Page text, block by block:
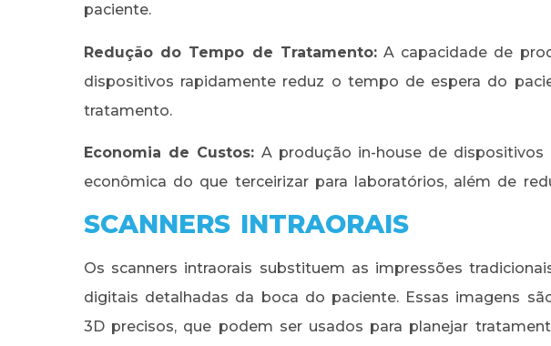
paciente.
Redução do Tempo de Tratamento:A capacidade de
dispositivos rapidamente reduz o tempo de espera do
tratamento.
Economia de Custos: A produção in-house de
econômica do que terceirizar para laboratórios, além de
SCANNERS INTRAORAIS
Os scanners intraorais substituem as impressões
digitais detalhadas da boca do paciente. Essas imagens
3D precisos, que podem ser usados para planejar